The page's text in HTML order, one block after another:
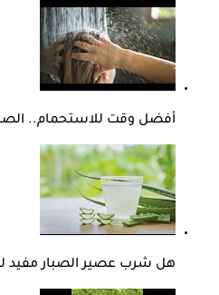
أفضل وقت للاستحمام..
هل شرب عصير الصبار مفيد